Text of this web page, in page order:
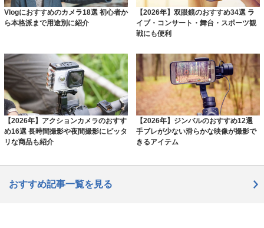
Vlogにおすすめのカメラ18選 初心者か
ら本格派まで用途別に紹介
【2026年】双眼鏡のおすすめ34選 ラ
イブ・コンサート・舞台・スポーツ観
戦にも便利
【2026年】アクションカメラのおすす
め16選 長時間撮影や夜間撮影にピッタ
リな商品も紹介
【2026年】ジンバルのおすすめ12選
手ブレが少ない滑らかな映像が撮影で
きるアイテム
おすすめ記事一覧を見る